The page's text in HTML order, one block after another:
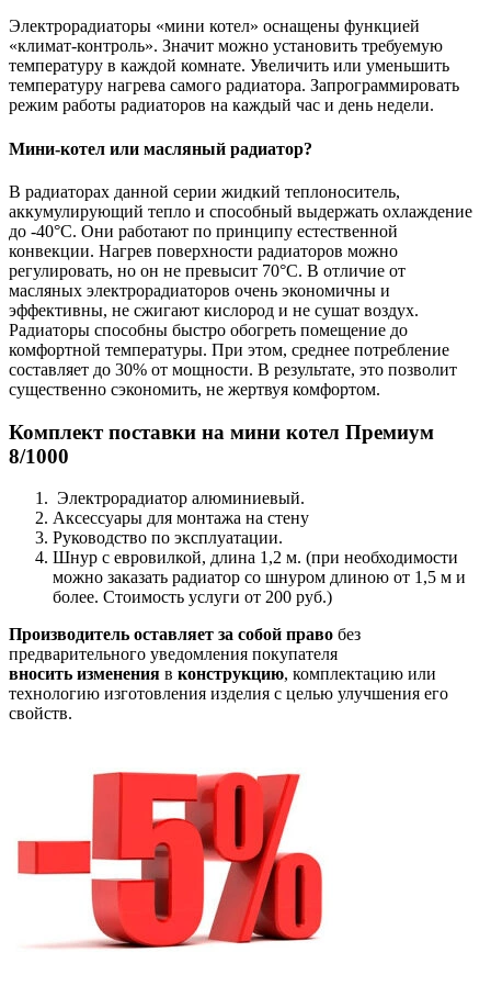
Электрорадиаторы «мини котел» оснащены функцией
«климат-контроль». Значит можно установить требуемую
температуру в каждой комнате. Увеличить или уменьшить
температуру нагрева самого радиатора. Запрограммировать
режим работы радиаторов на каждый час и день недели.
Мини-котел или масляный радиатор?
В радиаторах данной серии жидкий теплоноситель,
аккумулирующий тепло и способный выдержать охлаждение
до -40°C. Они работают по принципу естественной
конвекции. Нагрев поверхности радиаторов можно
регулировать, но он не превысит 70°C. В отличие от
масляных электрорадиаторов очень экономичны и
эффективны, не сжигают кислород и не сушат воздух.
Радиаторы способны быстро обогреть помещение до
комфортной температуры. При этом, среднее потребление
составляет до 30% от мощности. В результате, это позволит
существенно сэкономить, не жертвуя комфортом.
Комплект поставки на мини котел Премиум
8/1000
Электрорадиатор алюминиевый.
Аксессуары для монтажа на стену
Руководство по эксплуатации.
Шнур с евровилкой, длина 1,2 м. (при необходимости
можно заказать радиатор со шнуром длиною от 1,5 м и
более. Стоимость услуги от 200 руб.)
Производитель оставляет за собой право без
предварительного уведомления покупателя
вносить изменения в конструкцию, комплектацию или
технологию изготовления изделия с целью улучшения его
свойств.